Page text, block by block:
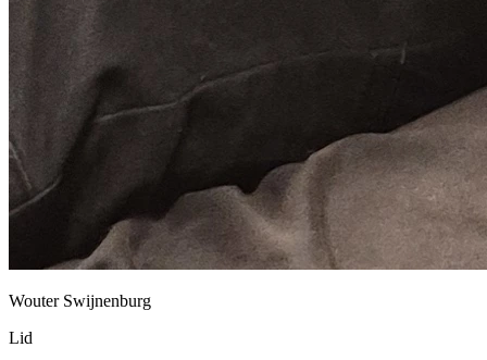
Wouter Swijnenburg
Lid